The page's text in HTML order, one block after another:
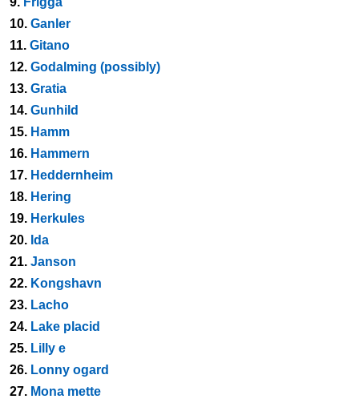
10. Ganler
11. Gitano
12. Godalming (possibly)
13. Gratia
14. Gunhild
15. Hamm
16. Hammern
17. Heddernheim
18. Hering
19. Herkules
20. Ida
21. Janson
22. Kongshavn
23. Lacho
24. Lake placid
25. Lilly e
26. Lonny ogard
27. Mona mette